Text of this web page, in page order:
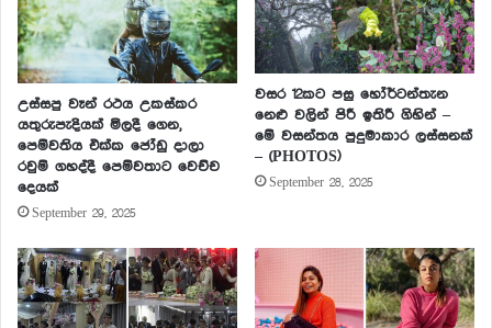
උස්සපු වෑන් රථය උකස්කර
යතුරුපැදියක් මිලදී ගෙන,
පෙම්වතිය එක්ක ජෝඩු දාලා
රවුම් ගහද්දී පෙම්වතාට වෙච්ච
දෙයක්
September 29, 2025
වසර 12කට පසු හෝර්ටන්තැන
නෙළු වලින් පිරී ඉතිරී ගිහින් –
මේ වසන්තය පුදුමාකාර ලස්සනක්
– (PHOTOS)
September 28, 2025